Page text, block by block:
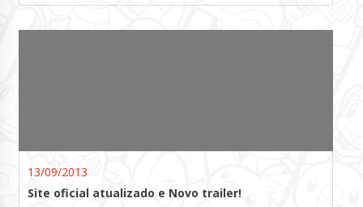
13/09/2013
Site oficial atualizado e Novo trailer!